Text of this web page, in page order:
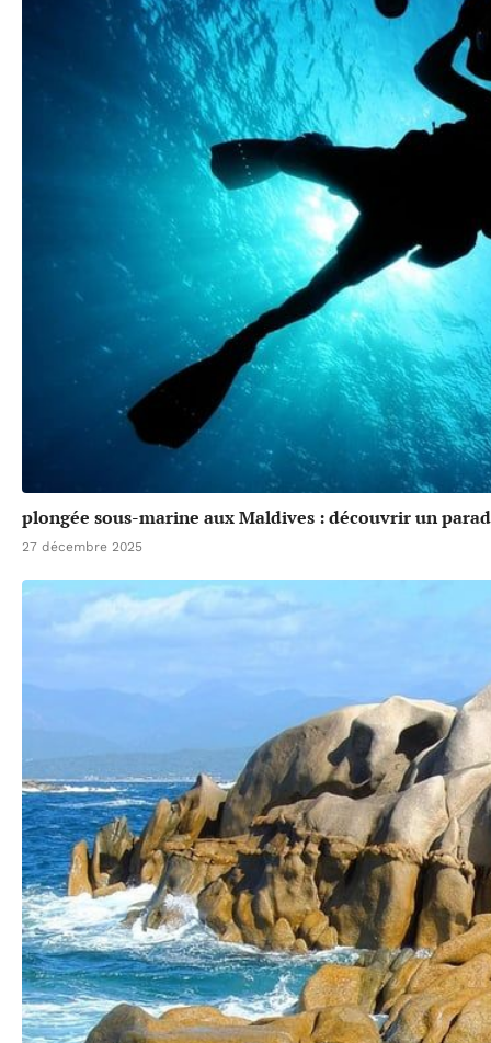
plongée sous-marine aux Maldives : découvrir un
27 décembre 2025